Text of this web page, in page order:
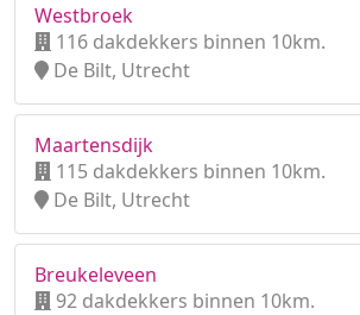
Westbroek
116 dakdekkers binnen 10km.
De Bilt, Utrecht
Maartensdijk
115 dakdekkers binnen 10km.
De Bilt, Utrecht
Breukeleveen
92 dakdekkers binnen 10km.